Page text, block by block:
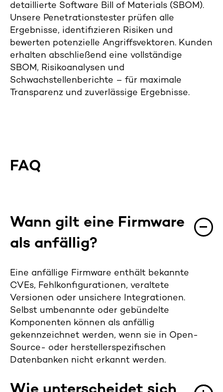
detaillierte Software Bill of Materials (SBOM).
Unsere Penetrationstester prüfen alle
Ergebnisse, identifizieren Risiken und
bewerten potenzielle Angriffsvektoren. Kunden
erhalten abschließend eine vollständige
SBOM, Risikoanalysen und
Schwachstellenberichte – für maximale
Transparenz und zuverlässige Ergebnisse.
FAQ
Wann gilt eine Firmware
als anfällig?
Eine anfällige Firmware enthält bekannte
CVEs, Fehlkonfigurationen, veraltete
Versionen oder unsichere Integrationen.
Selbst umbenannte oder gebündelte
Komponenten können als anfällig
gekennzeichnet werden, wenn sie in Open-
Source- oder herstellerspezifischen
Datenbanken nicht erkannt werden.